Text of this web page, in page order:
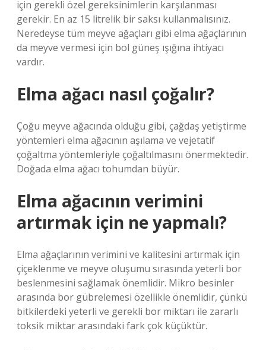
için gerekli özel gereksinimlerin karşılanması
gerekir. En az 15 litrelik bir saksı kullanmalısınız.
Neredeyse tüm meyve ağaçları gibi elma ağaçlarının
da meyve vermesi için bol güneş ışığına ihtiyacı
vardır.
Elma ağacı nasıl çoğalır?
Çoğu meyve ağacında olduğu gibi, çağdaş yetiştirme
yöntemleri elma ağacının aşılama ve vejetatif
çoğaltma yöntemleriyle çoğaltılmasını önermektedir.
Doğada elma ağacı tohumdan büyür.
Elma ağacının verimini
artırmak için ne yapmalı?
Elma ağaçlarının verimini ve kalitesini artırmak için
çiçeklenme ve meyve oluşumu sırasında yeterli bor
beslenmesini sağlamak önemlidir. Mikro besinler
arasında bor gübrelemesi özellikle önemlidir, çünkü
bitkilerdeki yeterli ve gerekli bor miktarı ile zararlı
toksik miktar arasındaki fark çok küçüktür.